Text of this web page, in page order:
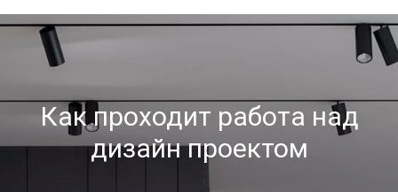
Как проходит работа над
дизайн проектом